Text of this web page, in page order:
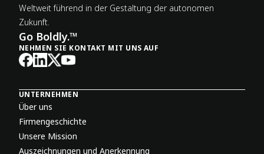
Weltweit führend in der Gestaltung der autonomen
Zukunft.
Go Boldly.™
NEHMEN SIE KONTAKT MIT UNS AUF
UNTERNEHMEN
Über uns
Firmengeschichte
Unsere Mission
Auszeichnungen und Anerkennung